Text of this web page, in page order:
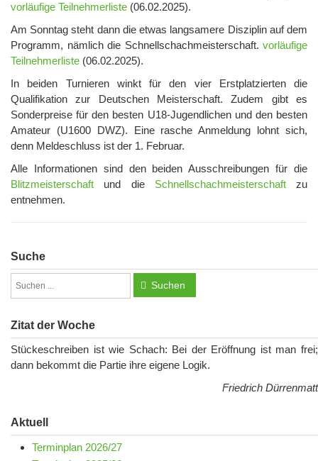
vorläufige Teilnehmerliste (06.02.2025).
Am Sonntag steht dann die etwas langsamere Disziplin auf dem
Programm, nämlich die Schnellschachmeisterschaft. vorläufige
Teilnehmerliste (06.02.2025).
In beiden Turnieren winkt für den vier Erstplatzierten die
Qualifikation zur Deutschen Meisterschaft. Zudem gibt es
Sonderpreise für den besten U18-Jugendlichen und den besten
Amateur (U1600 DWZ). Eine rasche Anmeldung lohnt sich,
denn Meldeschluss ist der 1. Februar.
Alle Informationen sind den beiden Ausschreibungen für die
Blitzmeisterschaft und die Schnellschachmeisterschaftzu
entnehmen.
Suche
Suchen
Zitat der Woche
Stückeschreiben ist wie Schach: Bei der Eröffnung ist man frei;
dann bekommt die Partie ihre eigene Logik.
Friedrich Dürrenmatt
Aktuell
Terminplan 2026/27